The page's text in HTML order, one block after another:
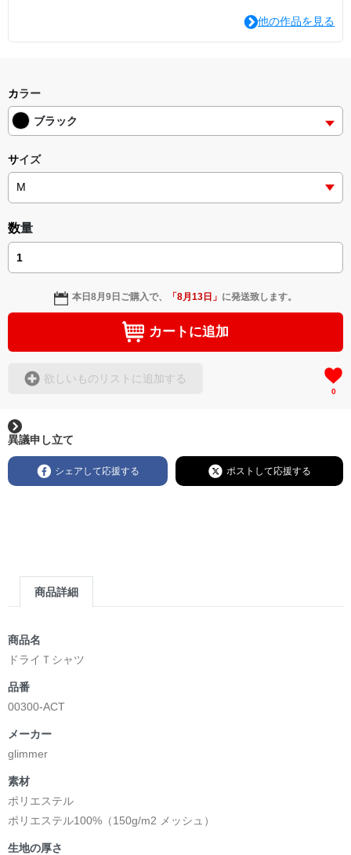
他の作品を見る
カラー
ブラック
サイズ
数量
本日8月9日 ご購入で、 「8月13日 」 に発送致します。
カートに追加
欲しいものリストに追加する
0
異議申し立て
シェアして応援する ポストして応援する
商品詳細
商品名
ドライＴシャツ
品番
00300-ACT
メーカー
glimmer
素材
ポリエステル
ポリエステル100%（150g/m2 メッシュ）
生地の厚さ